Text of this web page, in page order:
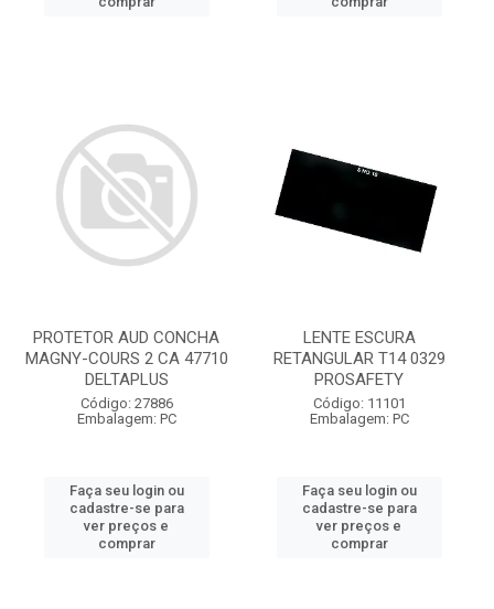
PROTETOR AUD CONCHA
MAGNY-COURS 2 CA 47710
DELTAPLUS
Código: 27886
Embalagem: PC
Faça seu login ou
cadastre-se para
ver preços e
comprar
LENTE ESCURA
RETANGULAR T14 0329
PROSAFETY
Código: 11101
Embalagem: PC
Faça seu login ou
cadastre-se para
ver preços e
comprar